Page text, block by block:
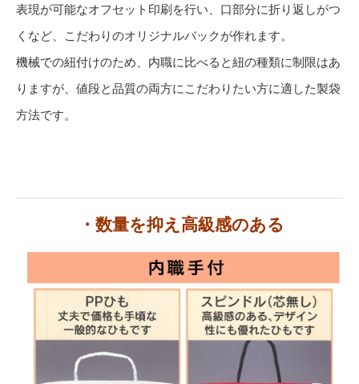
表現が可能なオフセット印刷を行い、口部分に折り返しがつ
くなど、こだわりのオリジナルバックが作れます。
機械での紐付けのため、内職に比べると紐の種類に制限はあ
りますが、値段と品質の両方にこだわりたい方に適した製袋
方法です。
・数量を抑え高級感のある